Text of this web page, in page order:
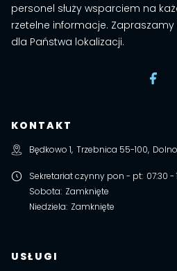
personel służy wsparciem na
rzetelne informacje.
dla Państwa lokalizacji.
KONTAKT
Będkowo 1, Trzebnica 55-100,
Sekretariat czynny pon - pt: 07:30 -
Sobota: Zamknięte
Niedziela: Zamknięte
USŁUGI